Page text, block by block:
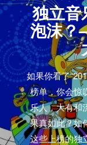
独立音
泡沫
如果你看了
榜单，你会惊
乐人，大有和
果真如此？如
这些上榜的独